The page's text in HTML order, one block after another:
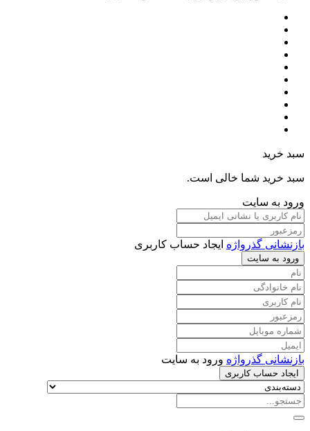
سبد خرید
سبد خرید شما خالی است.
ورود به سایت
بازنشانی گذرواژه ایجاد حساب کاربری
ورود به سایت
بازنشانی گذرواژه ورود به سایت
ایجاد حساب کاربری